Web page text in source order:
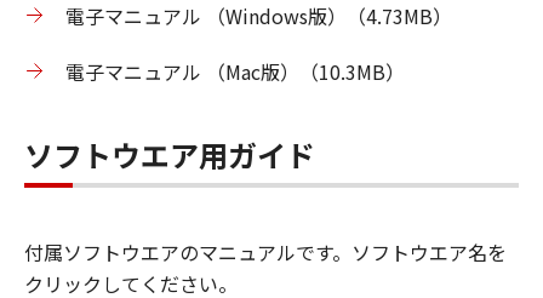
電子マニュアル （Windows版）（4.73MB）
電子マニュアル （Mac版）（10.3MB）
ソフトウエア用ガイド
付属ソフトウエアのマニュアルです。ソフトウエア名を
クリックしてください。